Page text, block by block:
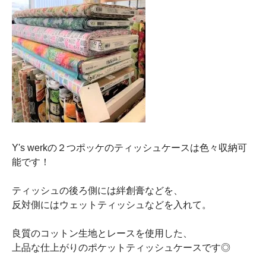
Y's werkの２つポッケのティッシュケースは色々収納可
能です！
ティッシュの後ろ側には絆創膏などを、
反対側にはウェットティッシュなどを入れて。
良質のコットン生地とレースを使用した、
上品な仕上がりのポケットティッシュケースです◎